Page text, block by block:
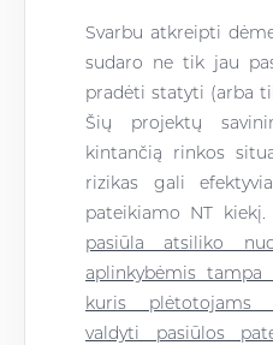
Svarbu atkreipti
sudaro ne tik jau
pradėti statyti (arba
Šių projektų
kintančią rinkos
rizikas gali
pateikiamo NT kiekį.
pasiūla atsiliko
aplinkybėmis
kuris plėtotojams
valdyti pasiūlos